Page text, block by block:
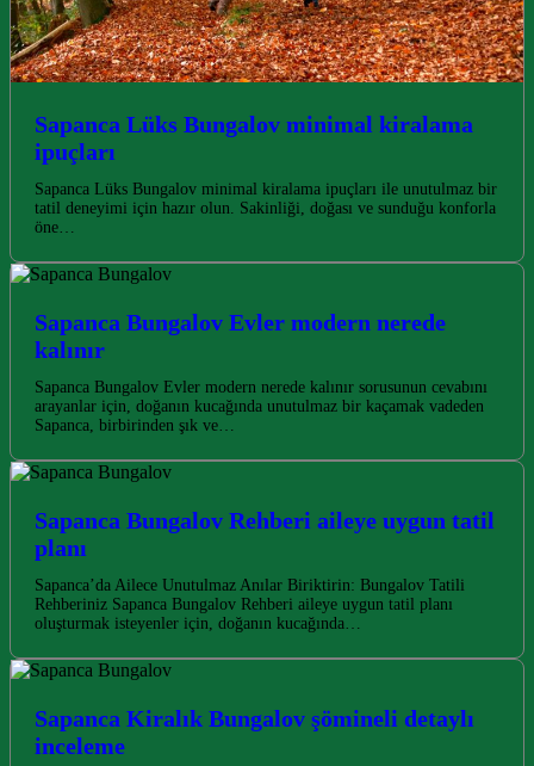
Sapanca Lüks Bungalov minimal kiralama
ipuçları
Sapanca Lüks Bungalov minimal kiralama ipuçları ile unutulmaz bir
tatil deneyimi için hazır olun. Sakinliği, doğası ve sunduğu konforla
öne…
Sapanca Bungalov Evler modern nerede
kalınır
Sapanca Bungalov Evler modern nerede kalınır sorusunun cevabını
arayanlar için, doğanın kucağında unutulmaz bir kaçamak vadeden
Sapanca, birbirinden şık ve…
Sapanca Bungalov Rehberi aileye uygun tatil
planı
Sapanca’da Ailece Unutulmaz Anılar Biriktirin: Bungalov Tatili
Rehberiniz Sapanca Bungalov Rehberi aileye uygun tatil planı
oluşturmak isteyenler için, doğanın kucağında…
Sapanca Kiralık Bungalov şömineli detaylı
inceleme